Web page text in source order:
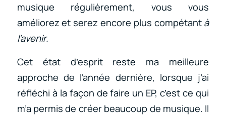
musique régulièrement, vous vous
améliorez et serez encore plus compétantà
l’avenir.
Cet état d’esprit reste ma meilleure
approche de l’année dernière, lorsque j’ai
réfléchi à la façon de faire un EP, c’est ce qui
m’a permis de créer beaucoup de musique. Il